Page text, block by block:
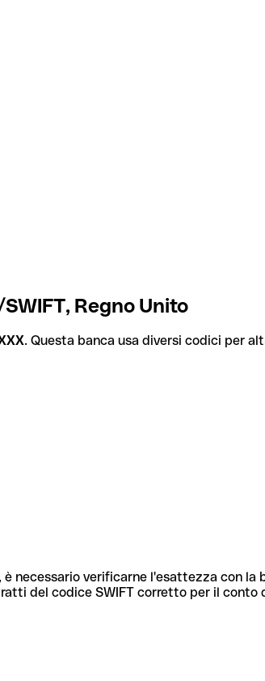
Regno Unito
. Questa banca usa diversi codici per
verificarne l'esattezza con la
del codice SWIFT corretto per il conto